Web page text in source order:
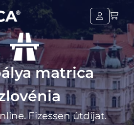
matrica
Fizessen útdíjat.